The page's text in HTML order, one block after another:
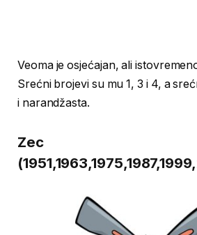
Veoma je osjećajan, ali
Srećni brojevi su mu 1, 3 i 4, a
i narandžasta.
Zec